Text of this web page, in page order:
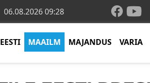
06.08.2026 09:28
EESTI MAAILM MAJANDUS VARIA